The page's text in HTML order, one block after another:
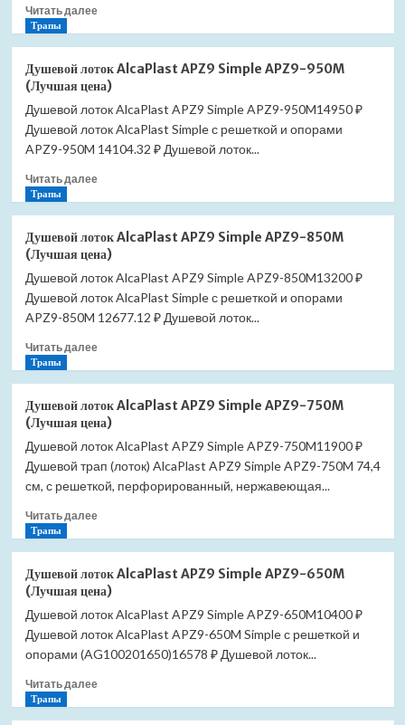
матовый
(Лучшая
цена)
Читать далееПрочитать
Душевой
лоток
Berges
В1
Keramik
300
матовый
(Лучшая
цена)
Трапы
Душевой лоток AlcaPlast APZ9 Simple APZ9-950M
(Лучшая цена)
Душевой лоток AlcaPlast APZ9 Simple APZ9-950M14950 ₽
Душевой лоток AlcaPlast Simple с решеткой и опорами
APZ9-950M 14104.32 ₽ Душевой лоток...
Читать далееПрочитать
Душевой
лоток
AlcaPlast
APZ9
Simple
APZ9-
(Лучшая
Трапы
Душевой лоток AlcaPlast APZ9 Simple APZ9-850M
(Лучшая цена)
Душевой лоток AlcaPlast APZ9 Simple APZ9-850M13200 ₽
Душевой лоток AlcaPlast Simple с решеткой и опорами
APZ9-850M 12677.12 ₽ Душевой лоток...
Читать далееПрочитать
Душевой
лоток
AlcaPlast
APZ9
Simple
APZ9-
(Лучшая
Трапы
Душевой лоток AlcaPlast APZ9 Simple APZ9-750M
(Лучшая цена)
Душевой лоток AlcaPlast APZ9 Simple APZ9-750M11900 ₽
Душевой трап (лоток) AlcaPlast APZ9 Simple APZ9-750M 74,4
см, с решеткой, перфорированный, нержавеющая...
Читать далееПрочитать
Душевой
лоток
AlcaPlast
APZ9
Simple
APZ9-
(Лучшая
Трапы
Душевой лоток AlcaPlast APZ9 Simple APZ9-650M
(Лучшая цена)
Душевой лоток AlcaPlast APZ9 Simple APZ9-650M10400 ₽
Душевой лоток AlcaPlast APZ9-650M Simple с решеткой и
опорами (AG100201650)16578 ₽ Душевой лоток...
Читать далееПрочитать
Трапы